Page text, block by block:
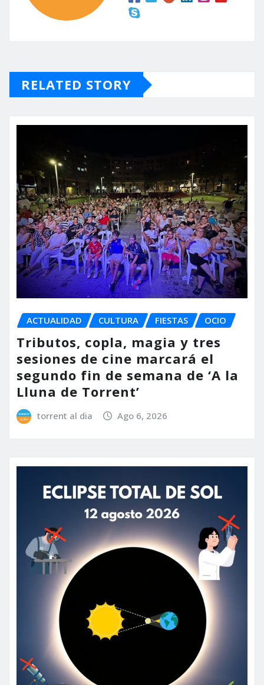
RELATED STORY
ACTUALIDAD CULTURA FIESTAS OCIO
Tributos, copla, magia y tres
sesiones de cine marcará el
segundo fin de semana de ‘A la
Lluna de Torrent’
torrent al dia Ago 6, 2026